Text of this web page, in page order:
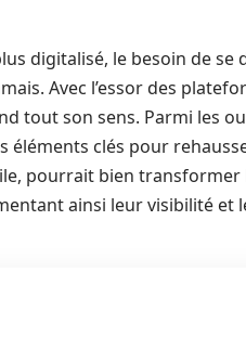
digitalisé, le besoin de se
Avec l’essor des
tout son sens. Parmi les
clés pour
pourrait bien transformer
ainsi leur visibilité et